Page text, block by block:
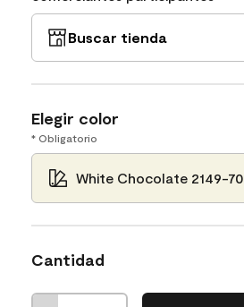
Buscar tienda
Elegir color
* Obligatorio
White Chocolate 2149-70
Cantidad